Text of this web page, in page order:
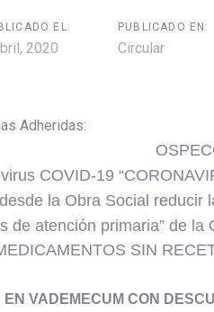
EL:
2020
PUBLICADO EN:
Circular
Adheridas:
COVID-19
la Obra Social reducir
de atención primaria” de la
SIN
EN VADEMECUM CON